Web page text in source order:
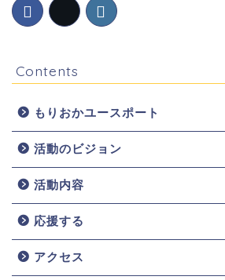
Contents
もりおかユースポート
活動のビジョン
活動内容
応援する
アクセス